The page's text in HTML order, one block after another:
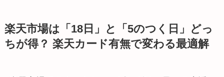
楽天市場は「18日」と「5のつく日」どっ
ちが得？ 楽天カード有無で変わる最適解